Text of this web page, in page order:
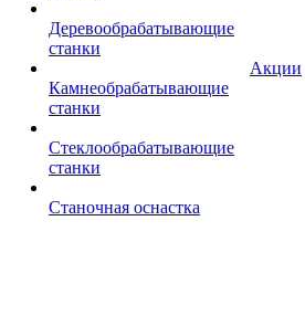
Деревообрабатывающие
станки
Камнеобрабатывающие
станки
Стеклообрабатывающие
станки
Станочная оснастка
Акции